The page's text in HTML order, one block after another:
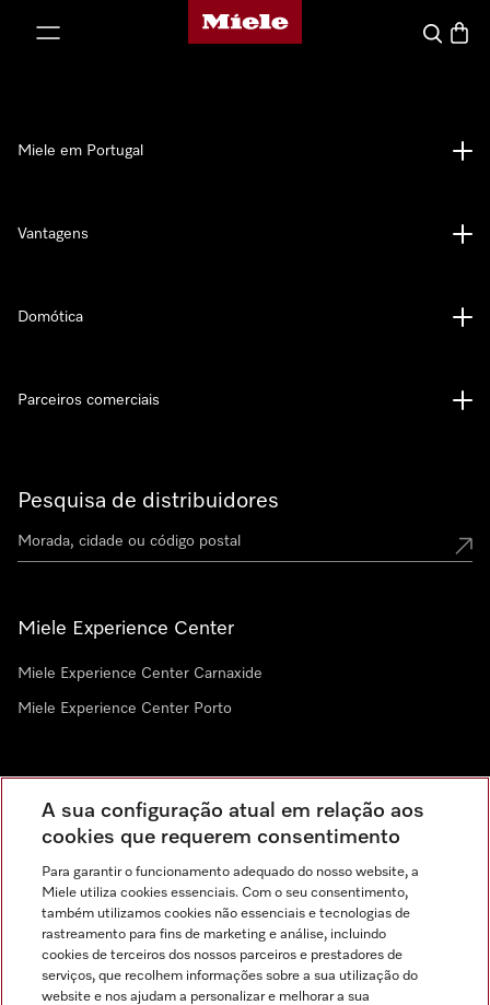
Página principal da Miele
Pesquisa
Pesquisa de distribuidores
Miele Experience Center
Miele Experience Center Carnaxide
Miele Experience Center Porto
Miele em Portugal
Vantagens
Domótica
Parceiros comerciais
Miele no Instagram
Miele no Facebook
Miele no Youtube
A sua configuração atual em relação aos
cookies que requerem consentimento
Para garantir o funcionamento adequado do nosso website, a
Miele utiliza cookies essenciais. Com o seu consentimento,
também utilizamos cookies não essenciais e tecnologias de
rastreamento para fins de marketing e análise, incluindo
cookies de terceiros dos nossos parceiros e prestadores de
serviços, que recolhem informações sobre a sua utilização do
website e nos ajudam a personalizar e melhorar a sua